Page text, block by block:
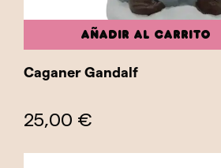
AÑADIR AL CARRITO
Caganer Gandalf
25,00 €